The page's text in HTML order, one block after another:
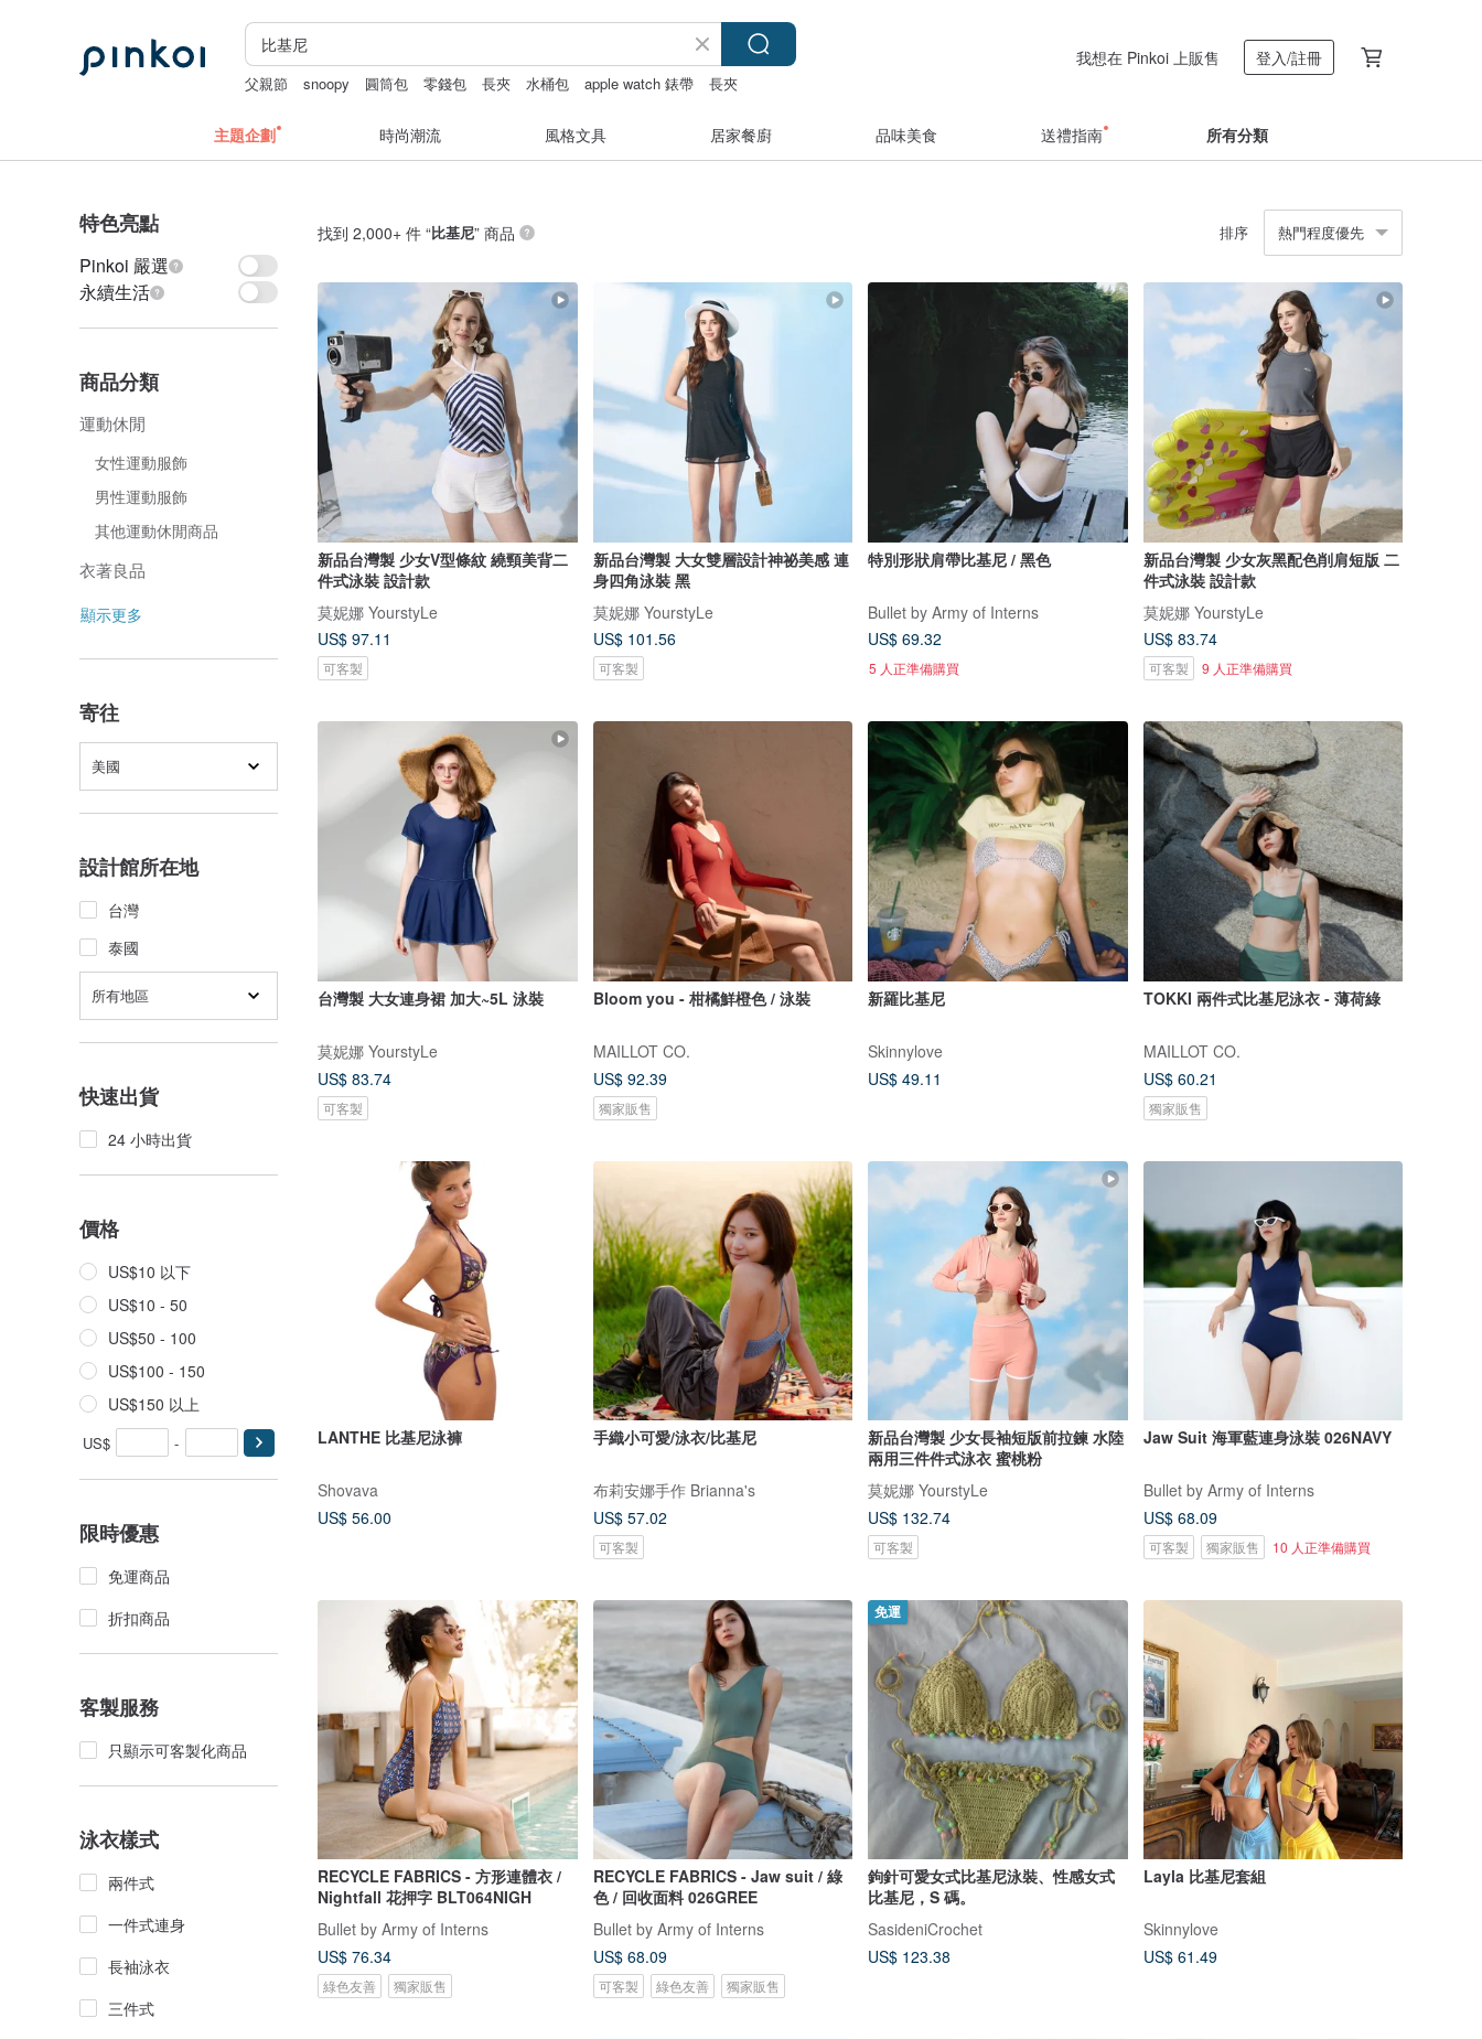
父親節 snoopy 圓筒包 零錢包 長夾 水桶包 apple watch 錶帶 長夾
我想在 Pinkoi 上販售 登入/註冊
主題企劃 時尚潮流 風格文具 居家餐廚 品味美食 送禮指南 所有分類
特色亮點
Pinkoi 嚴選
永續生活
商品分類
運動休閒
女性運動服飾
男性運動服飾
其他運動休閒商品
衣著良品
顯示更多
寄往
美國
設計館所在地
台灣
泰國
所有地區
快速出貨
24 小時出貨
價格
US$10 以下
US$10 - 50
US$50 - 100
US$100 - 150
US$150 以上
US$ -
限時優惠
免運商品
折扣商品
客製服務
只顯示可客製化商品
泳衣樣式
兩件式
一件式連身
長袖泳衣
三件式
找到 2,000+ 件 “比基尼” 商品 排序 熱門程度優先
新品台灣製 少女V型條紋 繞頸美背二
件式泳裝 設計款
莫妮娜 YourstyLe
US$ 97.11
可客製
新品台灣製 大女雙層設計神祕美感 連
身四角泳裝 黑
莫妮娜 YourstyLe
US$ 101.56
可客製
特別形狀肩帶比基尼 / 黑色
Bullet by Army of Interns
US$ 69.32
5 人正準備購買
新品台灣製 少女灰黑配色削肩短版 二
件式泳裝 設計款
莫妮娜 YourstyLe
US$ 83.74
可客製 9 人正準備購買
台灣製 大女連身裙 加大~5L 泳裝
莫妮娜 YourstyLe
US$ 83.74
可客製
Bloom you - 柑橘鮮橙色 / 泳裝
MAILLOT CO.
US$ 92.39
獨家販售
新羅比基尼
Skinnylove
US$ 49.11
TOKKI 兩件式比基尼泳衣 - 薄荷綠
MAILLOT CO.
US$ 60.21
獨家販售
LANTHE 比基尼泳褲
Shovava
US$ 56.00
手織小可愛/泳衣/比基尼
布莉安娜手作 Brianna's
US$ 57.02
可客製
新品台灣製 少女長袖短版前拉鍊 水陸
兩用三件件式泳衣 蜜桃粉
莫妮娜 YourstyLe
US$ 132.74
可客製
Jaw Suit 海軍藍連身泳裝 026NAVY
Bullet by Army of Interns
US$ 68.09
可客製 獨家販售 10 人正準備購買
RECYCLE FABRICS - 方形連體衣 /
Nightfall 花押字 BLT064NIGH
Bullet by Army of Interns
US$ 76.34
綠色友善 獨家販售
RECYCLE FABRICS - Jaw suit / 綠
色 / 回收面料 026GREE
Bullet by Army of Interns
US$ 68.09
可客製 綠色友善 獨家販售
免運
鉤針可愛女式比基尼泳裝、性感女式
比基尼，S 碼。
SasideniCrochet
US$ 123.38
Layla 比基尼套組
Skinnylove
US$ 61.49